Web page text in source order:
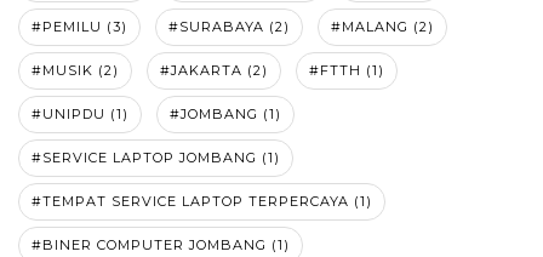
#PEMILU (3) #SURABAYA (2) #MALANG (2)
#MUSIK (2) #JAKARTA (2) #FTTH (1)
#UNIPDU (1) #JOMBANG (1)
#SERVICE LAPTOP JOMBANG (1)
#TEMPAT SERVICE LAPTOP TERPERCAYA (1)
#BINER COMPUTER JOMBANG (1)